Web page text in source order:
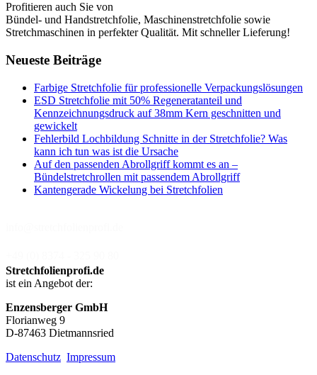
Profitieren auch Sie von
Bündel- und Handstretchfolie, Maschinenstretchfolie sowie
Stretchmaschinen in perfekter Qualität. Mit schneller Lieferung!
Neueste Beiträge
Farbige Stretchfolie für professionelle Verpackungslösungen
ESD Stretchfolie mit 50% Regeneratanteil und
Kennzeichnungsdruck auf 38mm Kern geschnitten und
gewickelt
Fehlerbild Lochbildung Schnitte in der Stretchfolie? Was
kann ich tun was ist die Ursache
Auf den passenden Abrollgriff kommt es an –
Bündelstretchrollen mit passendem Abrollgriff
Kantengerade Wickelung bei Stretchfolien
Stretchfolienprofi.de
ist ein Angebot der:
Enzensberger GmbH
Florianweg 9
D-87463 Dietmannsried
Datenschutz Impressum